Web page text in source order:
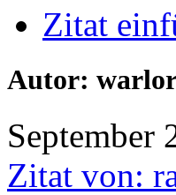
Zitat
Autor:
September
Zitat von: